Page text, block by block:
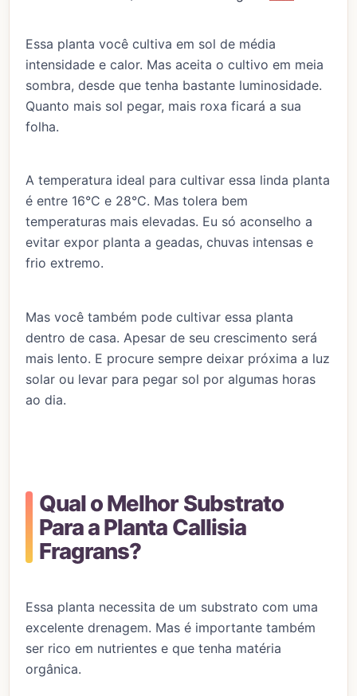
Essa planta você cultiva em sol de média
intensidade e calor. Mas aceita o cultivo em meia
sombra, desde que tenha bastante luminosidade.
Quanto mais sol pegar, mais roxa ficará a sua
folha.
A temperatura ideal para cultivar essa linda planta
é entre 16°C e 28°C. Mas tolera bem
temperaturas mais elevadas. Eu só aconselho a
evitar expor planta a geadas, chuvas intensas e
frio extremo.
Mas você também pode cultivar essa planta
dentro de casa. Apesar de seu crescimento será
mais lento. E procure sempre deixar próxima a luz
solar ou levar para pegar sol por algumas horas
ao dia.
Qual o Melhor Substrato
Para a Planta Callisia
Fragrans?
Essa planta necessita de um substrato com uma
excelente drenagem. Mas é importante também
ser rico em nutrientes e que tenha matéria
orgânica.